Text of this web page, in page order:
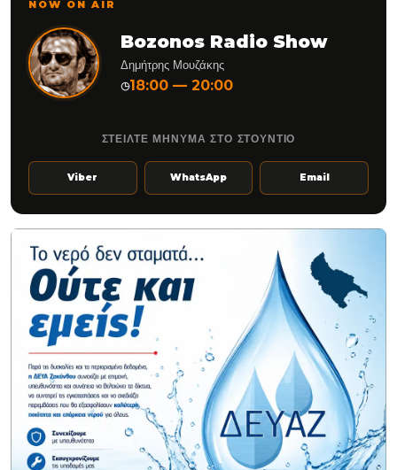
NOW ON AIR
Bozonos Radio Show
Δημήτρης Μουζάκης
◷18:00 — 20:00
ΣΤΕΙΛΤΕ ΜΗΝΥΜΑ ΣΤΟ ΣΤΟΥΝΤΙΟ
Viber WhatsApp Email